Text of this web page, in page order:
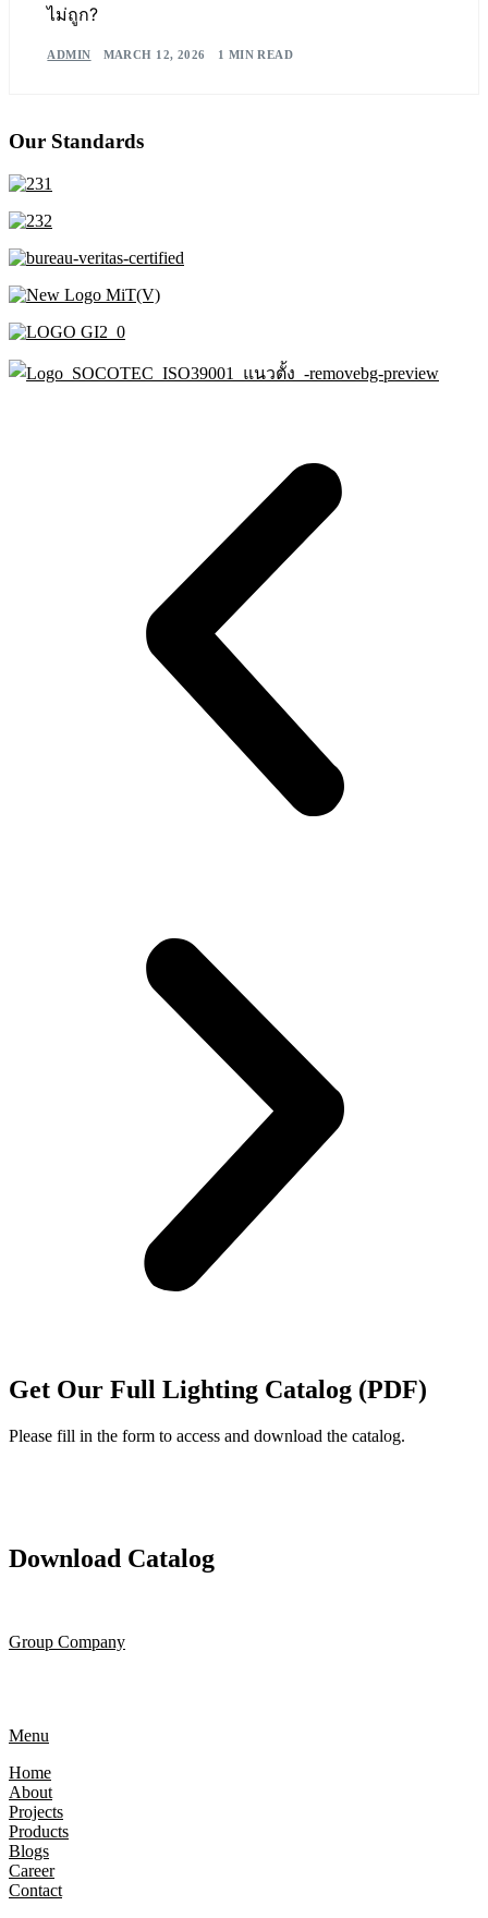
ไม่ถูก?
ADMIN MARCH 12, 2026 1 MIN READ
Our Standards
Get Our Full Lighting Catalog (PDF)
Please fill in the form to access and download the catalog.
Download Catalog
Group Company
Menu
Home
About
Projects
Products
Blogs
Career
Contact